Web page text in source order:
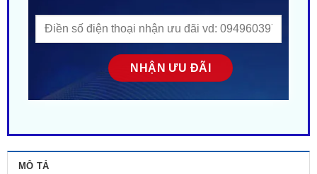
ĐÁNH GIÁ (0)